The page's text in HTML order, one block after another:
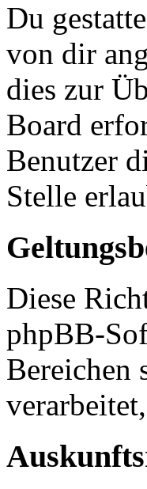
Du
von dir
dies zur
Board
Benutzer
Stelle
Diese
phpBB-
Bereichen